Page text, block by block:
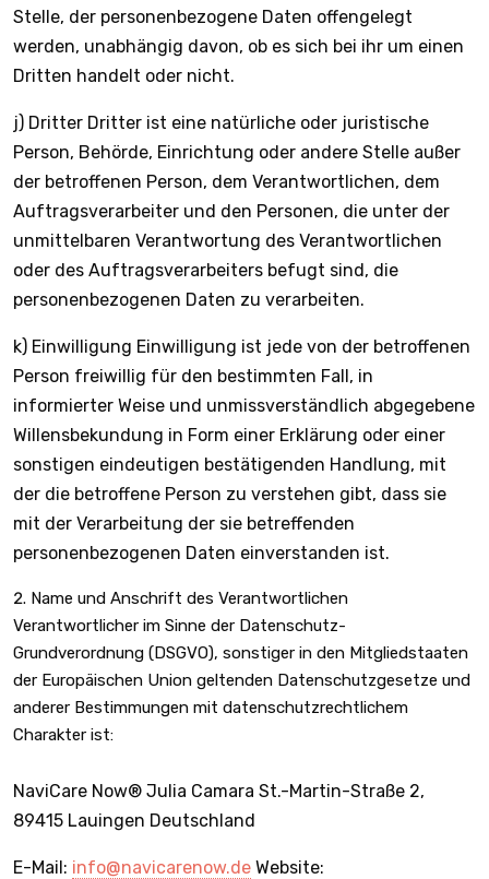
Stelle, der personenbezogene Daten offengelegt
werden, unabhängig davon, ob es sich bei ihr um einen
Dritten handelt oder nicht.
j) Dritter Dritter ist eine natürliche oder juristische
Person, Behörde, Einrichtung oder andere Stelle außer
der betroffenen Person, dem Verantwortlichen, dem
Auftragsverarbeiter und den Personen, die unter der
unmittelbaren Verantwortung des Verantwortlichen
oder des Auftragsverarbeiters befugt sind, die
personenbezogenen Daten zu verarbeiten.
k) Einwilligung Einwilligung ist jede von der betroffenen
Person freiwillig für den bestimmten Fall, in
informierter Weise und unmissverständlich abgegebene
Willensbekundung in Form einer Erklärung oder einer
sonstigen eindeutigen bestätigenden Handlung, mit
der die betroffene Person zu verstehen gibt, dass sie
mit der Verarbeitung der sie betreffenden
personenbezogenen Daten einverstanden ist.
Name und Anschrift des Verantwortlichen
Verantwortlicher im Sinne der Datenschutz-
Grundverordnung (DSGVO), sonstiger in den Mitgliedstaaten
der Europäischen Union geltenden Datenschutzgesetze und
anderer Bestimmungen mit datenschutzrechtlichem
Charakter ist:
NaviCare Now® Julia Camara St.-Martin-Straße 2,
89415 Lauingen Deutschland
E-Mail: info@navicarenow.de Website: